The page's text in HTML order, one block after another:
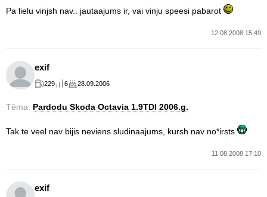
Pa lielu vinjsh nav.. jautaajums ir, vai vinju speesi pabarot
12.08.2008 15:49
exif
229 6 28.09.2006
Tēma: Pardodu Skoda Octavia 1.9TDI 2006.g.
Tak te veel nav bijis neviens sludinaajums, kursh nav no*irsts
11.08.2008 17:10
exif